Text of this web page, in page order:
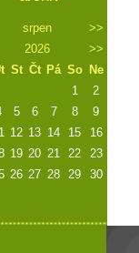
srpen
>>
2026
>>
St Čt Pá So
Ne
1
2
5 6 7 8
9
12 13 14 15
16
19 20 21 22
23
26 27 28 29
30